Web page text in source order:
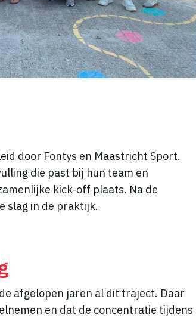
door Fontys en Maastricht Sport.
die past bij hun team en
kick-off plaats. Na de
slag in de praktijk.
afgelopen jaren al dit traject. Daar
en dat de concentratie tijdens